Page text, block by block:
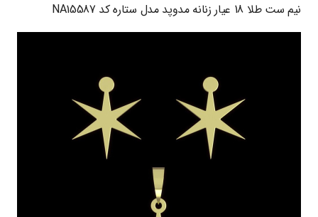
نیم ست طلا 18 عیار زنانه مدوپد مدل ستاره کد NA15587